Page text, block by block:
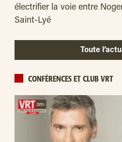
électrifier la voie entre
Saint-Lyé
Toute
CONFÉRENCES ET CLUB VRT